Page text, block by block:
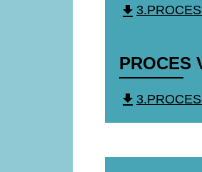
file_download
PROCES
file_download